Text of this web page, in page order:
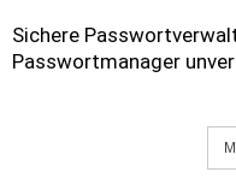
Sichere
Passwortmanager